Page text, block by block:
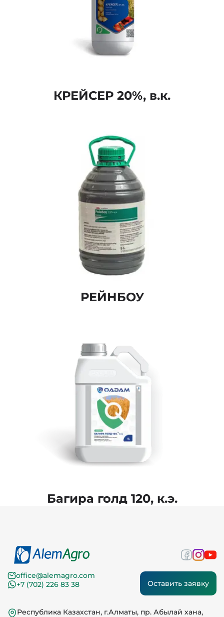
КРЕЙСЕР 20%, в.к.
РЕЙНБОУ
Багира голд 120, к.э.
office@alemagro.com
+7 (702) 226 83 38
Оставить заявку
Республика Казахстан, г.Алматы, пр. Абылай хана,